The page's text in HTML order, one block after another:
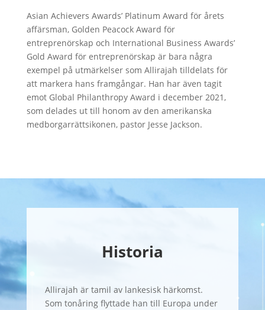
Asian Achievers Awards’ Platinum Award för årets
affärsman, Golden Peacock Award för
entreprenörskap och International Business Awards’
Gold Award för entreprenörskap är bara några
exempel på utmärkelser som Allirajah tilldelats för
att markera hans framgångar. Han har även tagit
emot Global Philanthropy Award i december 2021,
som delades ut till honom av den amerikanska
medborgarrättsikonen, pastor Jesse Jackson.
Historia
Allirajah är tamil av lankesisk härkomst.
Som tonåring flyttade han till Europa under